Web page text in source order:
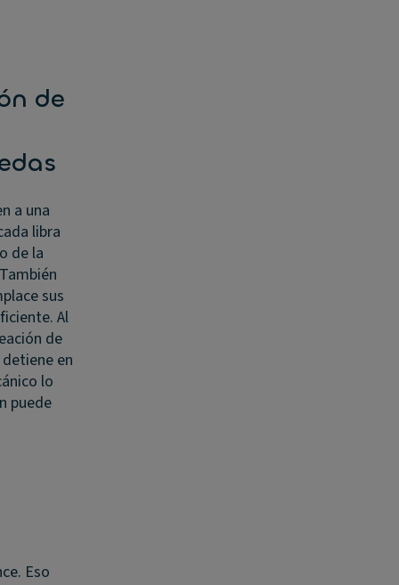
de
a una
libra
de la
sus
Al
de
en
lo
puede
Eso